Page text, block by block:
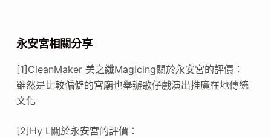
永安宮相關分享
[1]CleanMaker 美之纖Magicing關於永安宮的評價：
雖然是比較偏僻的宮廟也舉辦歌仔戲演出推廣在地傳統
文化
[2]Hy L關於永安宮的評價：